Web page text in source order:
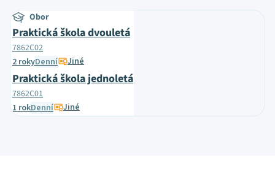
Obor
Praktická škola dvouletá
7862C02
2 rokyDenní Jiné
Praktická škola jednoletá
7862C01
1 rokDenní Jiné